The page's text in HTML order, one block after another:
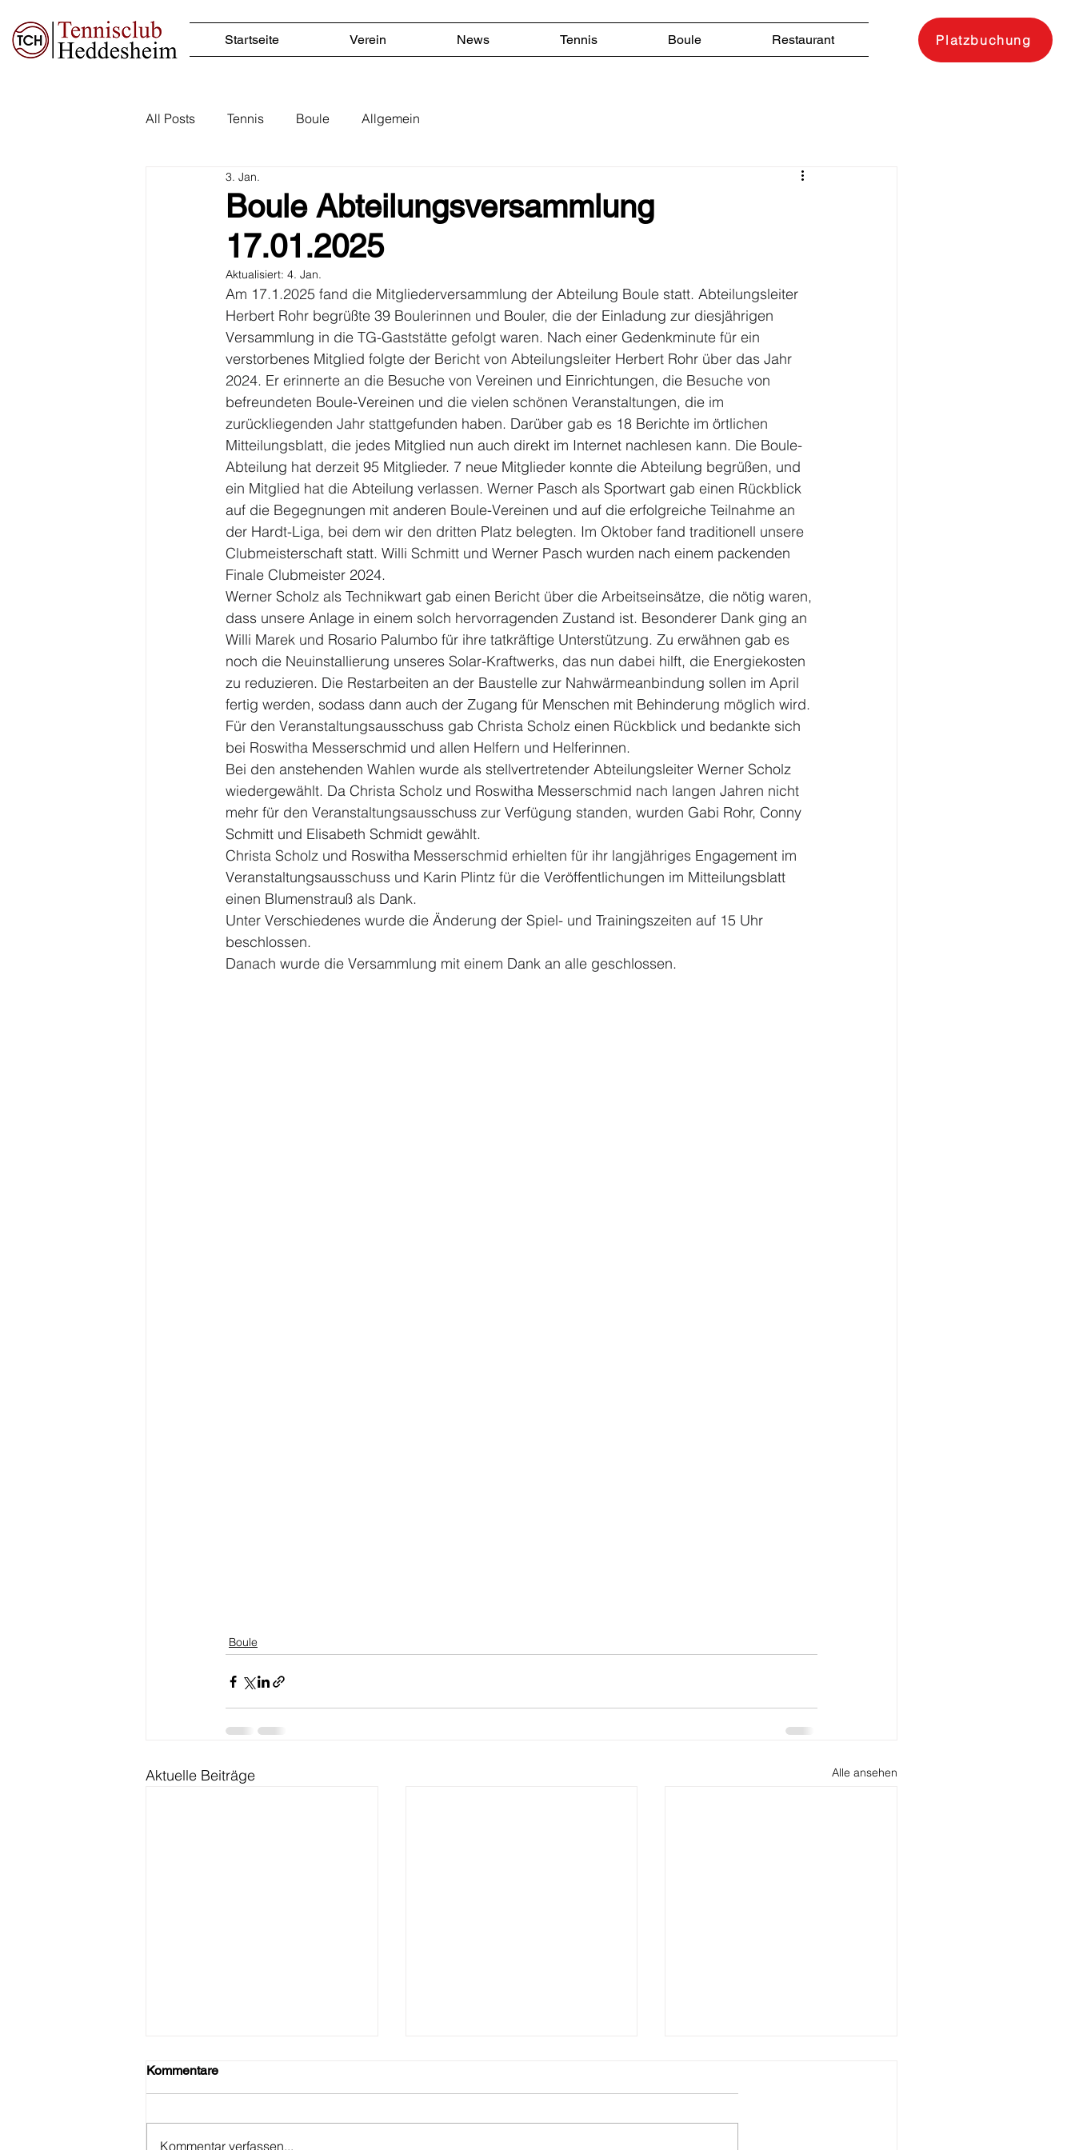
Startseite Verein News Tennis Boule Restaurant Platzbuchung
All Posts Tennis Boule Allgemein
Boule Abteilungsversammlung
17.01.2025
3. Jan.
Aktualisiert: 4. Jan.
Am 17.1.2025 fand die Mitgliederversammlung der Abteilung Boule statt. Abteilungsleiter
Herbert Rohr begrüßte 39 Boulerinnen und Bouler, die der Einladung zur diesjährigen
Versammlung in die TG-Gaststätte gefolgt waren. Nach einer Gedenkminute für ein
verstorbenes Mitglied folgte der Bericht von Abteilungsleiter Herbert Rohr über das Jahr
2024. Er erinnerte an die Besuche von Vereinen und Einrichtungen, die Besuche von
befreundeten Boule-Vereinen und die vielen schönen Veranstaltungen, die im
zurückliegenden Jahr stattgefunden haben. Darüber gab es 18 Berichte im örtlichen
Mitteilungsblatt, die jedes Mitglied nun auch direkt im Internet nachlesen kann. Die Boule-
Abteilung hat derzeit 95 Mitglieder. 7 neue Mitglieder konnte die Abteilung begrüßen, und
ein Mitglied hat die Abteilung verlassen. Werner Pasch als Sportwart gab einen Rückblick
auf die Begegnungen mit anderen Boule-Vereinen und auf die erfolgreiche Teilnahme an
der Hardt-Liga, bei dem wir den dritten Platz belegten. Im Oktober fand traditionell unsere
Clubmeisterschaft statt. Willi Schmitt und Werner Pasch wurden nach einem packenden
Finale Clubmeister 2024.
Werner Scholz als Technikwart gab einen Bericht über die Arbeitseinsätze, die nötig waren,
dass unsere Anlage in einem solch hervorragenden Zustand ist. Besonderer Dank ging an
Willi Marek und Rosario Palumbo für ihre tatkräftige Unterstützung. Zu erwähnen gab es
noch die Neuinstallierung unseres Solar-Kraftwerks, das nun dabei hilft, die Energiekosten
zu reduzieren. Die Restarbeiten an der Baustelle zur Nahwärmeanbindung sollen im April
fertig werden, sodass dann auch der Zugang für Menschen mit Behinderung möglich wird.
Für den Veranstaltungsausschuss gab Christa Scholz einen Rückblick und bedankte sich
bei Roswitha Messerschmid und allen Helfern und Helferinnen.
Bei den anstehenden Wahlen wurde als stellvertretender Abteilungsleiter Werner Scholz
wiedergewählt. Da Christa Scholz und Roswitha Messerschmid nach langen Jahren nicht
mehr für den Veranstaltungsausschuss zur Verfügung standen, wurden Gabi Rohr, Conny
Schmitt und Elisabeth Schmidt gewählt.
Christa Scholz und Roswitha Messerschmid erhielten für ihr langjähriges Engagement im
Veranstaltungsausschuss und Karin Plintz für die Veröffentlichungen im Mitteilungsblatt
einen Blumenstrauß als Dank.
Unter Verschiedenes wurde die Änderung der Spiel- und Trainingszeiten auf 15 Uhr
beschlossen.
Danach wurde die Versammlung mit einem Dank an alle geschlossen.
Boule
Aktuelle Beiträge Alle ansehen
Generalversammlung 2026
Liebe Mitglieder, hiermit laden
Kommentare
Kommentar verfassen...